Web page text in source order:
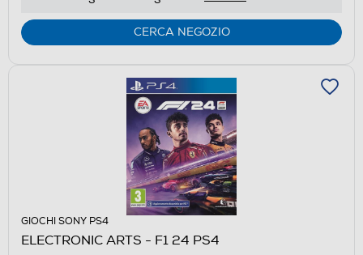
CERCA NEGOZIO
GIOCHI SONY PS4
ELECTRONIC ARTS - F1 24 PS4